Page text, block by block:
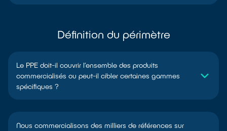
Définition du périmètre
Le PPE doit-il couvrir l’ensemble des produits
commercialisés ou peut-il cibler certaines gammes
spécifiques ?
Nous commercialisons des milliers de références sur